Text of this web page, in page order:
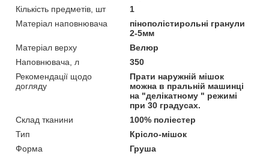
Кількість предметів, шт
1
Матеріал наповнювача
пінополістирольні гранули
2-5мм
Матеріал верху
Велюр
Наповнювача, л
350
Рекомендації щодо
догляду
Прати наружній мішок
можна в пральній машинці
на "делікатному " режимі
при 30 градусах.
Склад тканини
100% поліестер
Тип
Крісло-мішок
Форма
Груша